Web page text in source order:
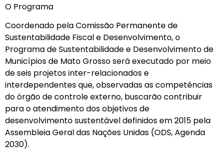
O Programa
Coordenado pela Comissão Permanente de
Sustentabilidade Fiscal e Desenvolvimento, o
Programa de Sustentabilidade e Desenvolvimento de
Municípios de Mato Grosso será executado por meio
de seis projetos inter-relacionados e
interdependentes que, observadas as competências
do órgão de controle externo, buscarão contribuir
para o atendimento dos objetivos de
desenvolvimento sustentável definidos em 2015 pela
Assembleia Geral das Nações Unidas (ODS, Agenda
2030).